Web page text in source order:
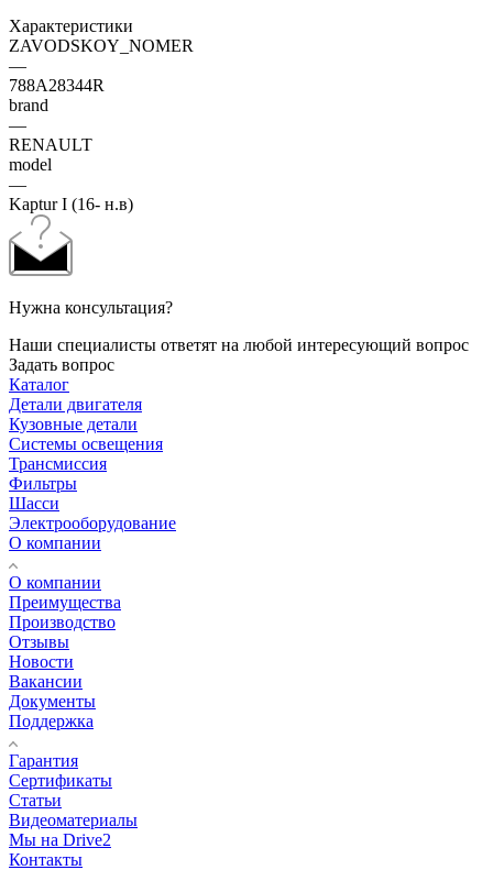
Характеристики
ZAVODSKOY_NOMER
—
788A28344R
brand
—
RENAULT
model
—
Kaptur I (16- н.в)
Нужна консультация?
Наши специалисты ответят на любой интересующий вопрос
Задать вопрос
Каталог
Детали двигателя
Кузовные детали
Системы освещения
Трансмиссия
Фильтры
Шасси
Электрооборудование
О компании
О компании
Преимущества
Производство
Отзывы
Новости
Вакансии
Документы
Поддержка
Гарантия
Сертификаты
Статьи
Видеоматериалы
Мы на Drive2
Контакты